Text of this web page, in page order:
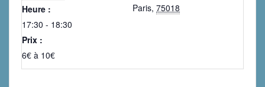
Heure :
17:30 - 18:30
Prix :
6€ à 10€
Paris, 75018